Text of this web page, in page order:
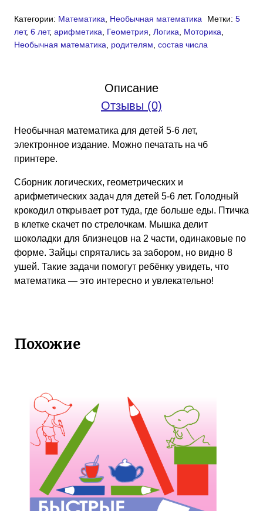
Необычная
математика
для
Категории: Математика Необычная математика Метки: 5
лет, 6 лет, арифметика Геометрия Логика Моторика
Необычная математика
родителям состав числа
Описание
Отзывы (0)
Необычная математика для детей 5-6 лет,
электронное издание. Можно печатать на чб
принтере.
Сборник логических, геометрических и
арифметических задач для детей 5-6 лет. Голодный
крокодил открывает рот туда, где больше еды. Птичка
в клетке скачет по стрелочкам. Мышка делит
шоколадки для близнецов на 2 части, одинаковые по
форме. Зайцы спрятались за забором, но видно 8
ушей. Такие задачи помогут ребёнку увидеть, что
математика — это интересно и увлекательно!
Похожие